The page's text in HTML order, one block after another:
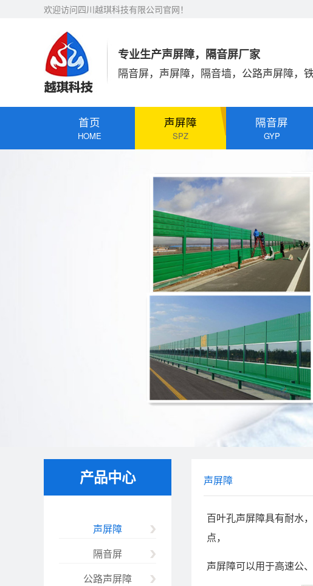
欢迎访问四川越琪科技有限公司官网！
专业生产声屏障，隔音屏厂家
隔音屏，声屏障，隔音墙，公路声屏障，
首页
HOME
声屏障
SPZ
隔音屏
GYP
产品中心
声屏障
隔音屏
公路声屏障
声屏障
百叶孔声屏障具有耐水
点，
声屏障可以用于高速公